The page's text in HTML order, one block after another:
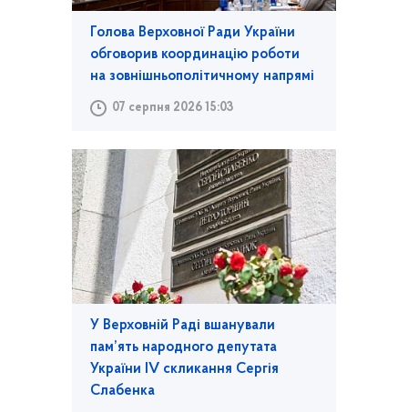
Голова Верховної Ради України
обговорив координацію роботи
на зовнішньополітичному напрямі
07 серпня 2026 15:03
У Верховній Раді вшанували
пам’ять народного депутата
України IV скликання Сергія
Слабенка